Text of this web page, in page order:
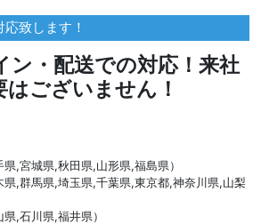
致します！
ン・配送での対応！来社
はございません！
,宮城県,秋田県,山形県,福島県）
,群馬県,埼玉県,千葉県,東京都,神奈川県,山梨
,石川県,福井県）